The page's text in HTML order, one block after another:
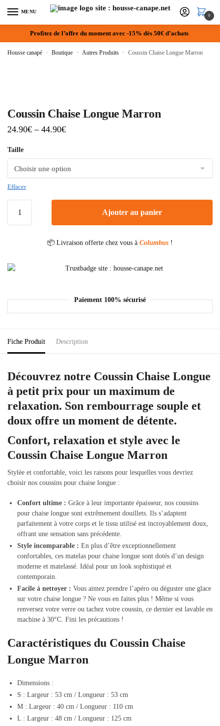
MENU
0
Profitez de l’offre du moment avec -15% dès 50€ d’achats
Housse canapé » Boutique » Autres Produits » Coussin Chaise Longue Marron
Coussin Chaise Longue Marron
24.90€ – 44.90€
Taille
Effacer
Ajouter au panier
📦 Livraison offerte chez vous à Columbus !
Paiement 100% sécurisé
Fiche Produit Description
Découvrez notre Coussin Chaise Longue
à petit prix pour un maximum de
relaxation. Son rembourrage souple et
doux offre un moment de détente.
Confort, relaxation et style avec le
Coussin Chaise Longue Marron
Stylée et confortable, voici les raisons pour lesquelles vous devriez
choisir nos coussins pour chaise longue :
Confort ultime : Grâce à leur importante épaisseur, nos coussins
pour chaise longue sont extrêmement douillets. Ils s’adaptent
parfaitement à votre corps et le tissu utilisé est incroyablement doux,
offrant une sensation sans précédente.
Style incomparable : En plus d’être exceptionnellement
confortables, ces matelas pour chaise longue sont dotés d’un design
moderne et matelassé. Idéal pour un look sophistiqué et
contemporain.
Facile à nettoyer : Vous aimez prendre l’apéro ou déguster une glace
sur votre chaise longue ? Ne vous en faites plus ! Même si vous
renversez votre verre ou tachez votre coussin, ce dernier est lavable en
machine à 30°C. Fini les précautions !
Caractéristiques du Coussin Chaise
Longue Marron
Dimensions :
S : Largeur : 53 cm / Longueur : 53 cm
M : Largeur : 40 cm / Longueur : 110 cm
L : Largeur : 48 cm / Longueur : 125 cm